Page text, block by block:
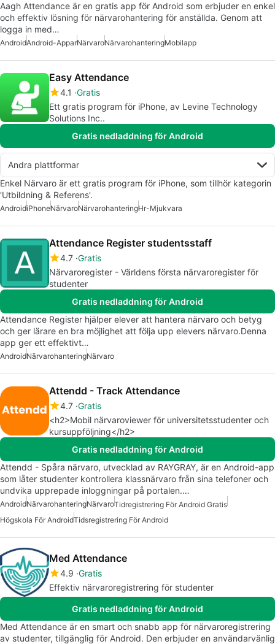
Aagh Attendance är en gratis app för Android som erbjuder en enkel
och effektiv lösning för närvarohantering för anställda. Genom att
logga in med…
AndroidAndroid-ApparNärvaroNärvarohanteringMobilapp
Easy Attendance
4.1 Gratis
Ett gratis program för iPhone, av Levine Technology
Solutions Inc..
Gratis nedladdning för Android
Andra plattformar
Enkel Närvaro är ett gratis program för iPhone, som tillhör kategorin
'Utbildning & Referens'.
AndroidiPhoneNärvaroNärvarohanteringHr-Mjukvara
Attendance Register studentsstaff
4.7 Gratis
Närvaroregister - Världens första närvaroregister för
studenter
Gratis nedladdning för Android
Attendance Register hjälper elever att hantera närvaro och betyg
och ger lärare en bra möjlighet att följa upp elevers närvaro.Denna
app ger ett effektivt…
AndroidNärvarohanteringNärvaro
Attendd - Track Attendance
4.7 Gratis
<h2>Mobil närvaroviewer för universitetsstudenter och
kursuppföljning</h2>
Gratis nedladdning för Android
Attendd - Spåra närvaro, utvecklad av RAYGRAY, är en Android-app
som låter studenter kontrollera klassnärvaro från sina telefoner och
undvika upprepade inloggningar på portalen.…
AndroidNärvarohanteringNärvaroTidregistrering För Android Gratis
Högskola För AndroidTidsregistrering För Android
Med Attendance
4.9 Gratis
Effektiv närvaroregistrering för studenter
Gratis nedladdning för Android
Med Attendance är en smart och snabb app för närvaroregistrering
av studenter, tillgänglig för Android. Den erbjuder en användarvänlig